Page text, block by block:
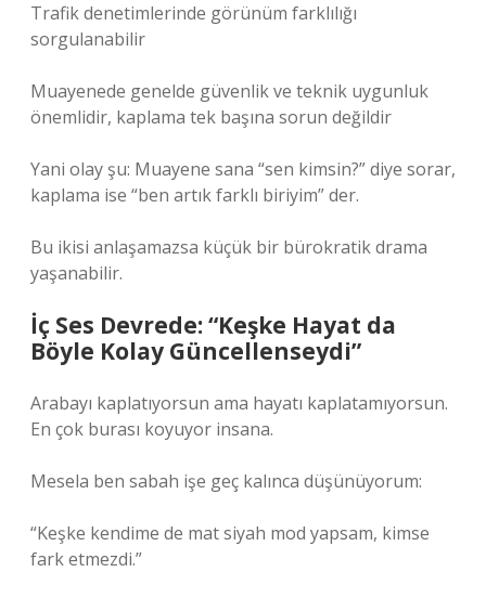
Trafik denetimlerinde görünüm farklılığı
sorgulanabilir
Muayenede genelde güvenlik ve teknik uygunluk
önemlidir, kaplama tek başına sorun değildir
Yani olay şu: Muayene sana “sen kimsin?” diye sorar,
kaplama ise “ben artık farklı biriyim” der.
Bu ikisi anlaşamazsa küçük bir bürokratik drama
yaşanabilir.
İç Ses Devrede: “Keşke Hayat da
Böyle Kolay Güncellenseydi”
Arabayı kaplatıyorsun ama hayatı kaplatamıyorsun.
En çok burası koyuyor insana.
Mesela ben sabah işe geç kalınca düşünüyorum:
“Keşke kendime de mat siyah mod yapsam, kimse
fark etmezdi.”